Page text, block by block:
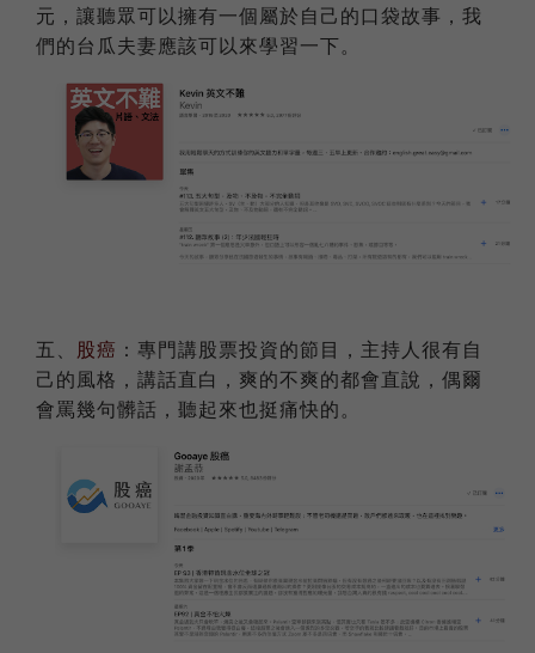
元，讓聽眾可以擁有一個屬於自己的口袋故事，我
們的台瓜夫妻應該可以來學習一下。
五、 股癌 ：專門講股票投資的節目，主持人很有自
己的風格，講話直白，爽的不爽的都會直說，偶爾
會罵幾句髒話，聽起來也挺痛快的。